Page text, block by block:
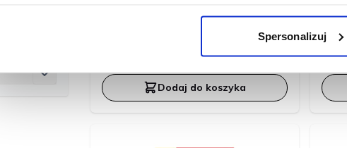
Spersonalizuj
Inaba Churu Terrine Sweet Potato
13,99 zł
Dodaj do koszyka